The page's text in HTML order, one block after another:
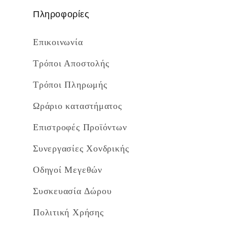
Πληροφορίες
Επικοινωνία
Τρόποι Αποστολής
Τρόποι Πληρωμής
Ωράριο καταστήματος
Επιστροφές Προϊόντων
Συνεργασίες Χονδρικής
Οδηγοί Μεγεθών
Συσκευασία Δώρου
Πολιτική Χρήσης